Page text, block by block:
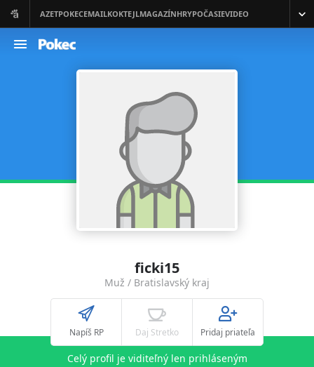
ficki15
Muž / Bratislavský kraj
Napíš RP Daj Stretko Pridaj priateľa
Celý profil je viditeľný len prihláseným